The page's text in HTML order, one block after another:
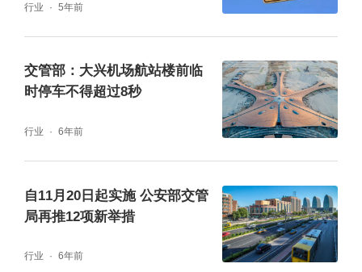
2020年5月19日零时至2020年5月30日24时，
本市部分道路将采取以下交通管理措施：
行业 5年前
交管部：大兴机场航站楼前临
时停车不得超过8秒
行业 6年前
自11月20日起实施 公安部交管
局再推12项新举措
行业 6年前